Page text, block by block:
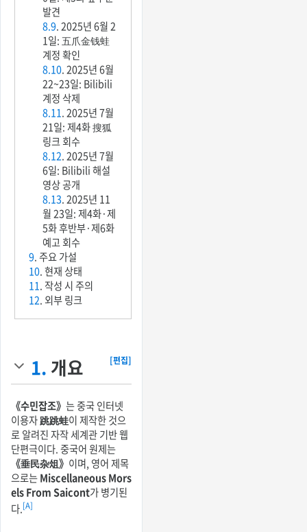
발견
8.9. 2025년 6월 2
1일: 五爪金钱蛙
계정 확인
8.10. 2025년 6월
22~23일: Bilibili
계정 삭제
8.11. 2025년 7월
21일: 제4화 搜狐
링크 회수
8.12. 2025년 7월
6일: Bilibili 해설
영상 공개
8.13. 2025년 11
월 23일: 제4화·제
5화 후반부·제6화
예고 회수
9. 주요 가설
10. 현재 상태
11. 작성 시 주의
12. 외부 링크
1. 개요 [편집]
《수민잡조》 는 중국 인터넷
이용자跳跳蛙이 제작한 것으
로 알려진 자작 세계관 기반 웹
단편극이다. 중국어 원제는
《垂民杂俎》 이며, 영어 제목
으로는Miscellaneous Mors
els From Saicont가 병기된
다.[A]